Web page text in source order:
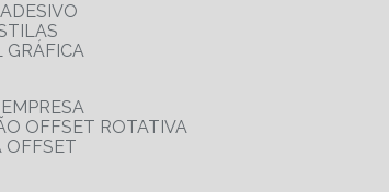
GRÁFICA
OFFSET ROTATIVA
OFFSET